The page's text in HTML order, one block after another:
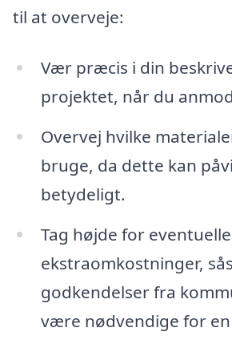
til at overveje:
Vær præcis i din
projektet, når du
Overvej hvilke
bruge, da dette kan
betydeligt.
Tag højde for eventuelle
ekstraomkostninger,
godkendelser fra
være nødvendige for